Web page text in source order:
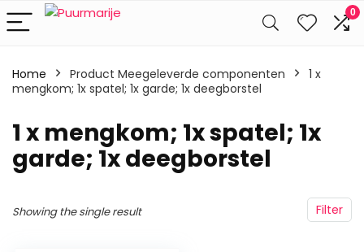
0
Home Product Meegeleverde componenten
‎1 x
mengkom; 1x spatel; 1x garde; 1x deegborstel
‎1 x mengkom; 1x spatel; 1x
garde; 1x deegborstel
Filter
Showing the single result